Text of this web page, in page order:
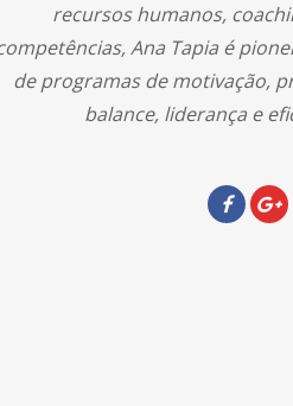
recursos humanos,
Ana Tapia é
de programas de motivação,
balance, liderança e